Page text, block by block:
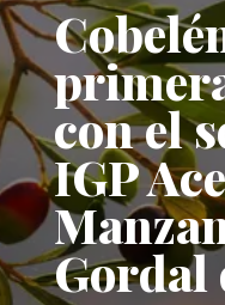
con el
IGP
Gordal